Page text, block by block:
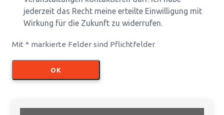
jederzeit das Recht meine erteilte Einwilligung mit
Wirkung für die Zukunft zu widerrufen.
Mit * markierte Felder sind Pflichtfelder
OK